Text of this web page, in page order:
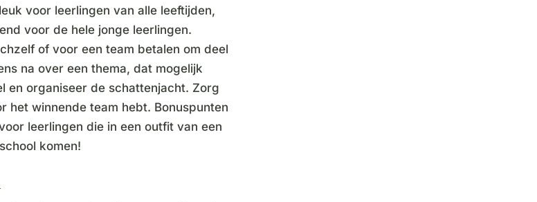
voor leerlingen van alle leeftijden,
voor de hele jonge leerlingen.
of voor een team betalen om deel
na over een thema, dat mogelijk
en organiseer de schattenjacht. Zorg
het winnende team hebt. Bonuspunten
leerlingen die in een outfit van een
komen!